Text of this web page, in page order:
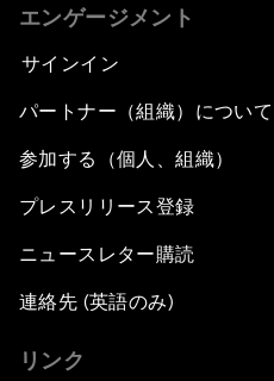
エンゲージメント
サインイン
パートナー（組織）について
参加する（個人、組織）
プレスリリース登録
ニュースレター購読
連絡先 (英語のみ)
リンク